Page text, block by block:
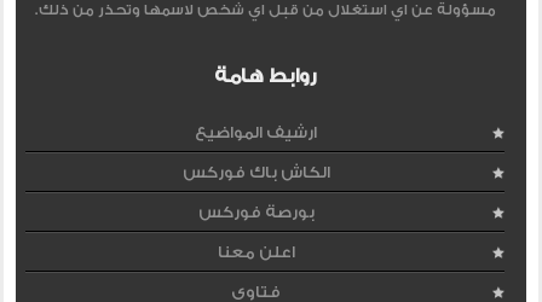
مسؤولة عن اي استغلال من قبل اي شخص لاسمها وتحذر من ذلك.
روابط هامة
ارشيف المواضيع
الكاش باك فوركس
بورصة فوركس
اعلن معنا
فتاوى